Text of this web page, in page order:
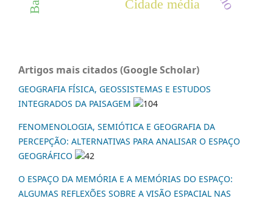
Cidade média
Artigos mais citados (Google Scholar)
GEOGRAFIA FÍSICA, GEOSSISTEMAS E ESTUDOS
INTEGRADOS DA PAISAGEM
104
FENOMENOLOGIA, SEMIÓTICA E GEOGRAFIA DA
PERCEPÇÃO: ALTERNATIVAS PARA ANALISAR O ESPAÇO
GEOGRÁFICO
42
O ESPAÇO DA MEMÓRIA E A MEMÓRIAS DO ESPAÇO:
ALGUMAS REFLEXÕES SOBRE A VISÃO ESPACIAL NAS